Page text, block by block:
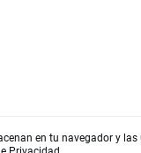
en tu navegador y